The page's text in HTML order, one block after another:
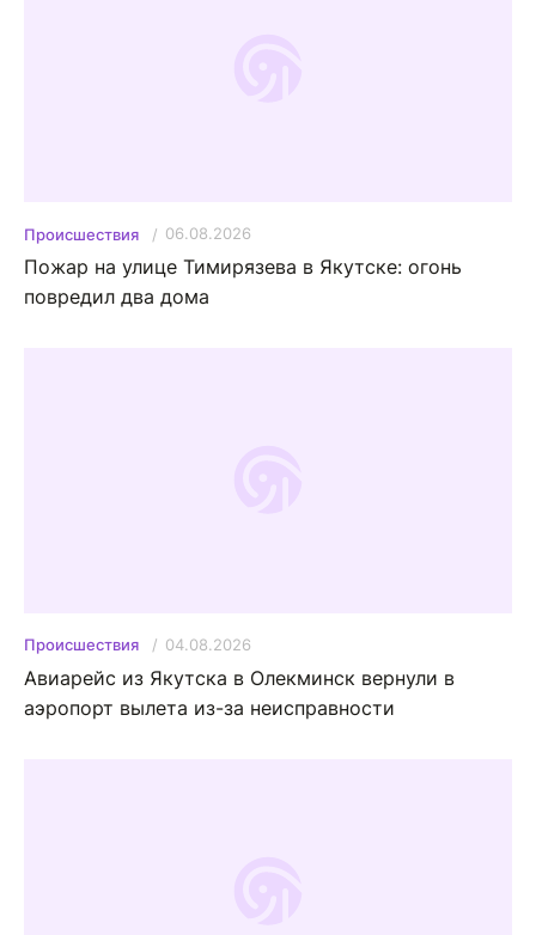
Происшествия 06.08.2026
Пожар на улице Тимирязева в Якутске: огонь
повредил два дома
Происшествия 04.08.2026
Авиарейс из Якутска в Олекминск вернули в
аэропорт вылета из-за неисправности